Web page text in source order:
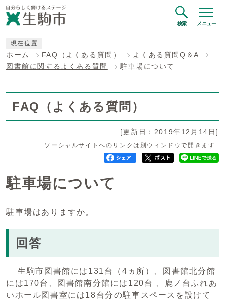
検索 メニュー
現在位置
ホーム FAQ（よくある質問）
よくある質問Q＆A
図書館に関するよくある質問
駐車場について
FAQ（よくある質問）
[更新日：2019年12月14日]
ソーシャルサイトへのリンクは別ウィンドウで開きます
駐車場について
駐車場はありますか。
回答
生駒市図書館には131台（4ヵ所）、図書館北分館
には170台、図書館南分館には120台 、鹿ノ台ふれあ
いホール図書室には18台分の駐車スペースを設けて